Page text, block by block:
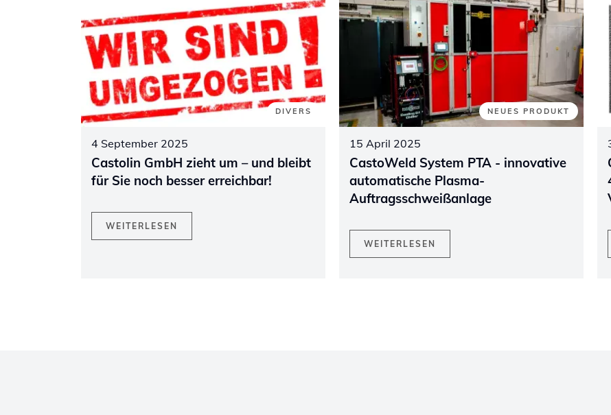
DIVERS
4 September 2025
Castolin GmbH zieht um – und bleibt
für Sie noch besser erreichbar!
WEITERLESEN
NEUES PRODUKT
15 April 2025
CastoWeld System PTA - innovative
automatische Plasma-
Auftragsschweißanlage
WEITERLESEN